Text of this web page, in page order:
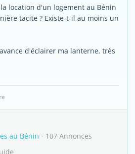
location d'un logement au Bénin
tacite ? Existe-t-il au moins un
d'éclairer ma lanterne, très
au Bénin - 107 Annonces